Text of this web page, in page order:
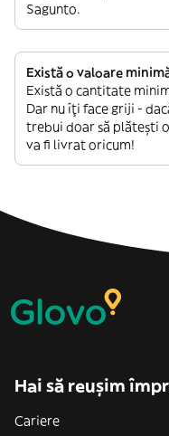
Sagunto.
Există o valoare
Există o cantitate
Dar nu îți face griji -
trebui doar să plătești
va fi livrat oricum!
Hai să reușim
Cariere